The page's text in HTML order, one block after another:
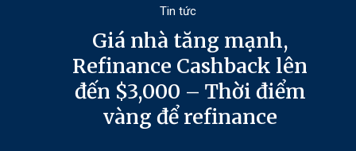
Tin tức
Giá nhà tăng mạnh,
Refinance Cashback lên
đến $3,000 – Thời điểm
vàng để refinance